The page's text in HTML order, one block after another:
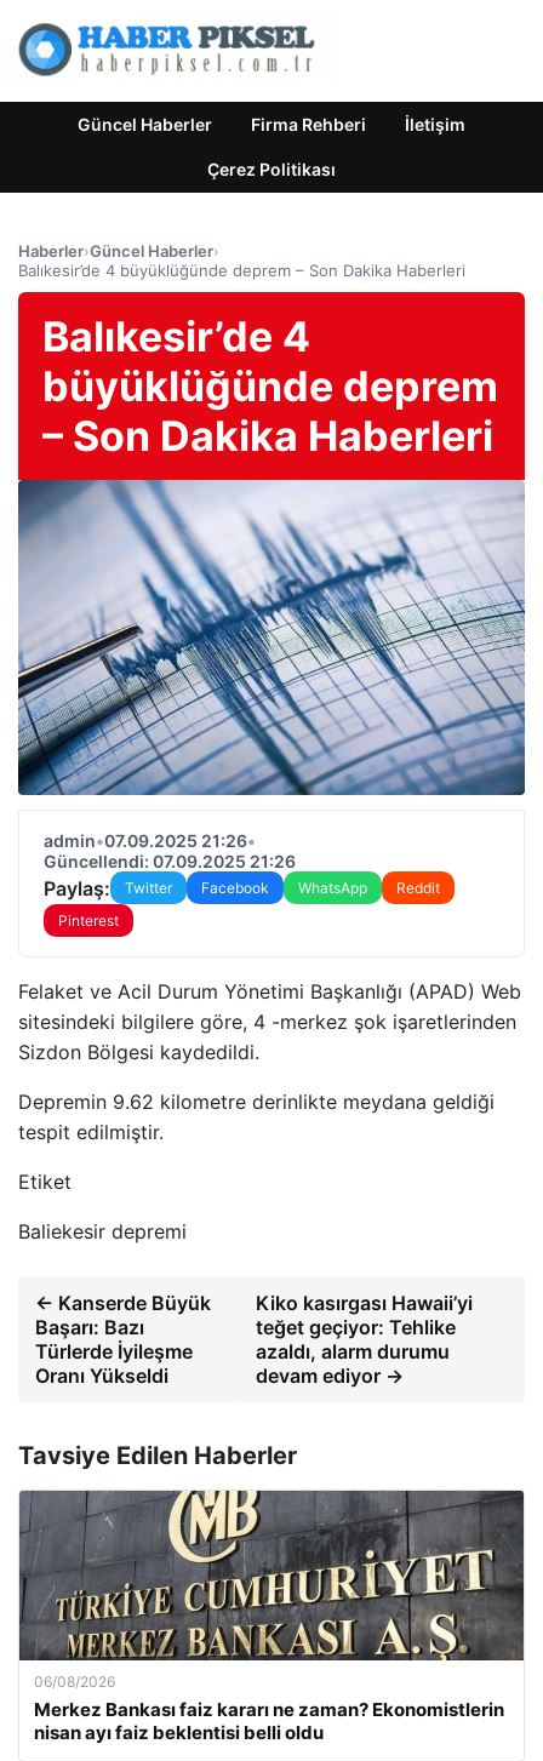
Güncel Haberler Firma Rehberi İletişim
Çerez Politikası
Haberler›Güncel Haberler›
Balıkesir’de 4 büyüklüğünde deprem – Son Dakika Haberleri
Balıkesir’de 4
büyüklüğünde deprem
– Son Dakika Haberleri
admin•07.09.2025 21:26•
Güncellendi: 07.09.2025 21:26
Paylaş: Twitter Facebook WhatsApp
Reddit
Pinterest
Felaket ve Acil Durum Yönetimi Başkanlığı (APAD) Web
sitesindeki bilgilere göre, 4 -merkez şok işaretlerinden
Sizdon Bölgesi kaydedildi.
Depremin 9.62 kilometre derinlikte meydana geldiği
tespit edilmiştir.
Etiket
Baliekesir depremi
← Kanserde Büyük
Başarı: Bazı
Türlerde İyileşme
Oranı Yükseldi
Kiko kasırgası Hawaii’yi
teğet geçiyor: Tehlike
azaldı, alarm durumu
devam ediyor →
Tavsiye Edilen Haberler
06/08/2026
Merkez Bankası faiz kararı ne zaman? Ekonomistlerin
nisan ayı faiz beklentisi belli oldu